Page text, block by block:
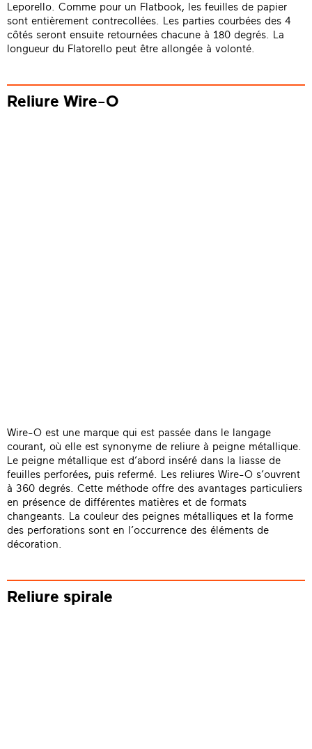
Leporello. Comme pour un Flatbook, les feuilles de papier
sont entièrement contrecollées. Les parties courbées des 4
côtés seront ensuite retournées chacune à 180 degrés. La
longueur du Flatorello peut être allongée à volonté.
Reliure Wire-O
Wire-O est une marque qui est passée dans le langage
courant, où elle est synonyme de reliure à peigne métallique.
Le peigne métallique est d’abord inséré dans la liasse de
feuilles perforées, puis refermé. Les reliures Wire-O s’ouvrent
à 360 degrés. Cette méthode offre des avantages particuliers
en présence de différentes matières et de formats
changeants. La couleur des peignes métalliques et la forme
des perforations sont en l’occurrence des éléments de
décoration.
Reliure spirale